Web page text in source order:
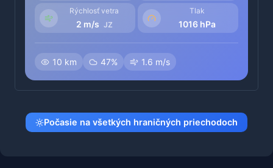
Rýchlosť vetra
2 m/s JZ
Tlak
1016 hPa
10 km 47% 1.6 m/s
Počasie na všetkých hraničných priechodoch